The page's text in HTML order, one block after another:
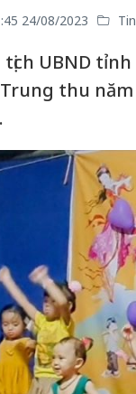
24/08/2023
tịch UBND
thu